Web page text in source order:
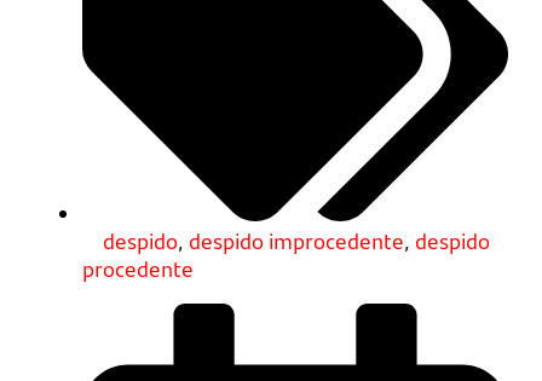
despido, despido improcedente, despido
procedente